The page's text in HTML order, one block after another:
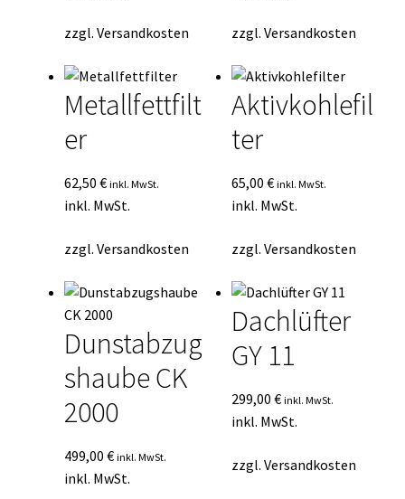
zzgl. Versandkosten zzgl.Versandkosten
Metallfettfilt
er
62,50 € inkl. MwSt.
inkl. MwSt.
zzgl. Versandkosten
Aktivkohlefil
ter
65,00€ inkl. MwSt.
inkl. MwSt.
zzgl.Versandkosten
Dunstabzug
shaube CK
2000
499,00 € inkl. MwSt.
inkl. MwSt.
Dachlüfter
GY 11
299,00€ inkl. MwSt.
inkl. MwSt.
zzgl.Versandkosten